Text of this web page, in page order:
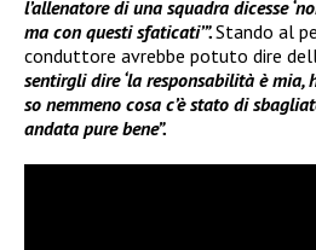
l’allenatore di una squadra dicesse
ma con questi sfaticati’”.Stando al
conduttore avrebbe potuto dire
sentirgli dire ‘la responsabilità è mia,
so nemmeno cosa c’è stato di
andata pure bene”.